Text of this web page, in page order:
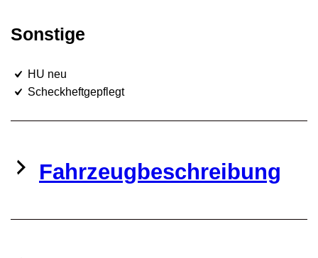
Sonstige
HU neu
Scheckheftgepflegt
Fahrzeugbeschreibung